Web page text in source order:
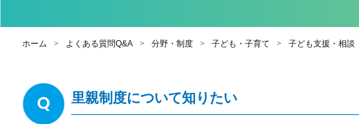
ホーム よくある質問Q&A 分野・制度 子ども・子育て 子ども支援・相談
里親制度について知りたい